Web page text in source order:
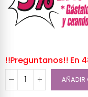
!!Preguntanos!! En
AÑADIR